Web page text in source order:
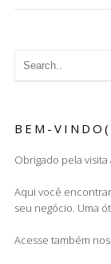
BEM-
Obrigado pela visita
Aqui você
seu negócio. Uma
Acesse também